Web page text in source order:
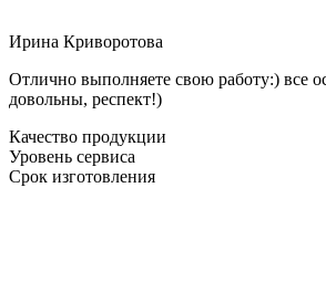
Ирина Криворотова
Отлично выполняете свою работу:) все
довольны, респект!)
Качество продукции
Уровень сервиса
Срок изготовления